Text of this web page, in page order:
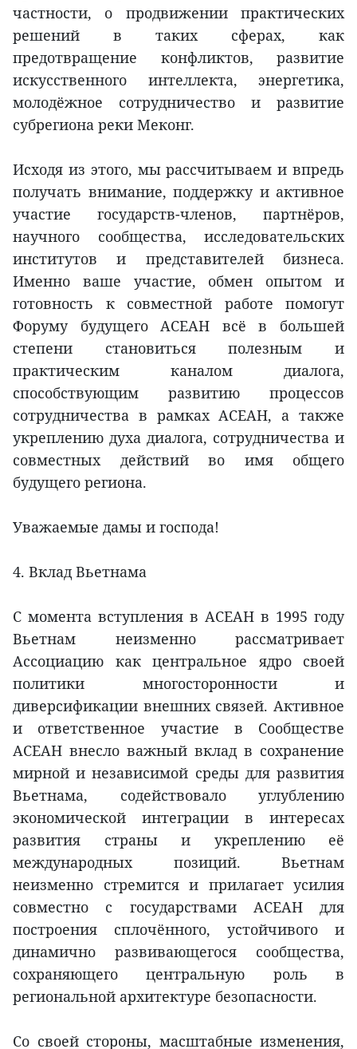
частности, о продвижении практических
решений в таких сферах, как
предотвращение конфликтов, развитие
искусственного интеллекта, энергетика,
молодёжное сотрудничество и развитие
субрегиона реки Меконг.
Исходя из этого, мы рассчитываем и впредь
получать внимание, поддержку и активное
участие государств-членов, партнёров,
научного сообщества, исследовательских
институтов и представителей бизнеса.
Именно ваше участие, обмен опытом и
готовность к совместной работе помогут
Форуму будущего АСЕАН всё в большей
степени становиться полезным и
практическим каналом диалога,
способствующим развитию процессов
сотрудничества в рамках АСЕАН, а также
укреплению духа диалога, сотрудничества и
совместных действий во имя общего
будущего региона.
Уважаемые дамы и господа!
4. Вклад Вьетнама
С момента вступления в АСЕАН в 1995 году
Вьетнам неизменно рассматривает
Ассоциацию как центральное ядро своей
политики многосторонности и
диверсификации внешних связей. Активное
и ответственное участие в Сообществе
АСЕАН внесло важный вклад в сохранение
мирной и независимой среды для развития
Вьетнама, содействовало углублению
экономической интеграции в интересах
развития страны и укреплению её
международных позиций. Вьетнам
неизменно стремится и прилагает усилия
совместно с государствами АСЕАН для
построения сплочённого, устойчивого и
динамично развивающегося сообщества,
сохраняющего центральную роль в
региональной архитектуре безопасности.
Со своей стороны, масштабные изменения,